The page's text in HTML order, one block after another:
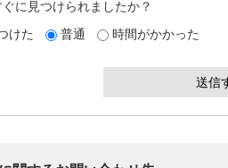
に見つけられましたか？
けた
普通 時間がかかった